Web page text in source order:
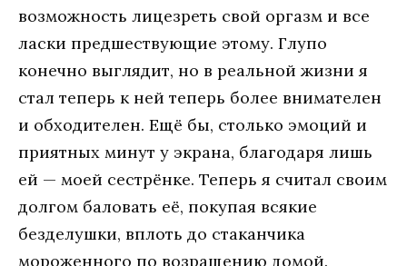
возможность лицезреть свой оргазм и все
ласки предшествующие этому. Глупо
конечно выглядит, но в реальной жизни я
стал теперь к ней теперь более внимателен
и обходителен. Ещё бы, столько эмоций и
приятных минут у экрана, благодаря лишь
ей — моей сестрёнке. Теперь я считал своим
долгом баловать её, покупая всякие
безделушки, вплоть до стаканчика
мороженного по возращению домой.